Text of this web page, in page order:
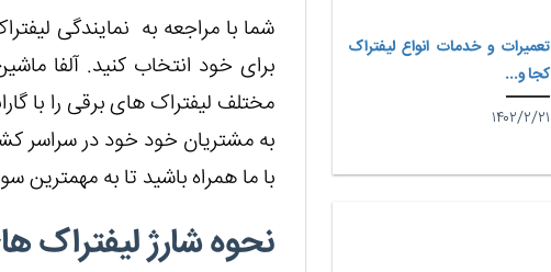
شما با مراجعه به نمایندگی
برای خود انتخاب کنید. آلفا
مختلف لیفتراک های برقی را با
به مشتریان خود خود در سراسر
با ما همراه باشید تا به مهمترین
نحوه شارژ لیفتراک
تعمیرات و خدمات انواع لیفتراک
کجا و...
۱۴۰۲/۲/۲۱